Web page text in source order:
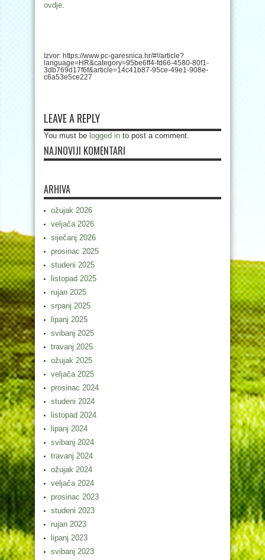
ovdje.
Izvor: https://www.pc-garesnica.hr/#!/article?
language=HR&category=95be6ff4-fd66-4580-80f1-
3db769d17f6f&article=14c41b87-95ce-49e1-908e-
c6a53e5ce227
LEAVE A REPLY
You must be logged in to post a comment.
NAJNOVIJI KOMENTARI
ARHIVA
ožujak 2026
veljača 2026
siječanj 2026
prosinac 2025
studeni 2025
listopad 2025
rujan 2025
srpanj 2025
lipanj 2025
svibanj 2025
travanj 2025
ožujak 2025
veljača 2025
prosinac 2024
studeni 2024
listopad 2024
lipanj 2024
svibanj 2024
travanj 2024
ožujak 2024
veljača 2024
prosinac 2023
studeni 2023
rujan 2023
lipanj 2023
svibanj 2023